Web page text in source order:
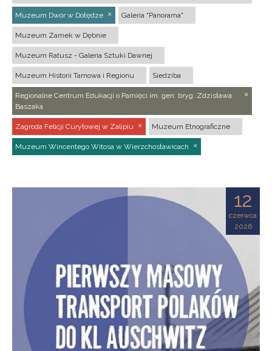
Muzeum Dwór w Dołędze Galeria "Panorama"
Muzeum Zamek w Dębnie
Muzeum Ratusz - Galeria Sztuki Dawnej
Muzeum Historii Tarnowa i Regionu Siedziba
Regionalne Centrum Edukacji o Pamięci im. gen. bryg. Zdzisława
Baszaka
Zagroda Felicji Curyłowej w Zalipiu Muzeum Etnograficzne
Muzeum Wincentego Witosa w Wierzchosławicach
12
czerwca
2026